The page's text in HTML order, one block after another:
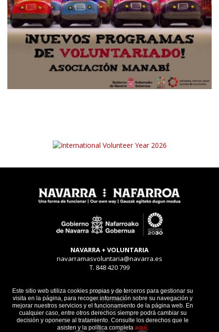
Este sitio web utiliza cookies propias y de terceros para gestionar su
visita en la página, para recoger información sobre su navegación y
mejorar nuestros servicios y el funcionamiento de la página web. En
cualquier caso, entre otros derechos siempre podrá cambiar su
decisión y oponerse al tratamiento. Consulte los derechos que le
asisten y la política completa aquí.
NAVARRA + VOLUNTARIA
navarramasvoluntaria@navarra.es
T. 848 420 799
Aviso legal
Privacidad
Cookies